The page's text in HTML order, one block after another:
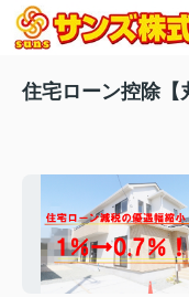
住宅ローン控除【